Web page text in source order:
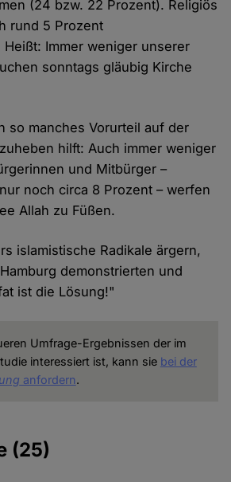
(24 bzw. 22 Prozent). Religiös
rund 5 Prozent
Immer weniger unserer
sonntags gläubig Kirche
so manches Vorurteil auf der
hilft: Auch immer weniger
und Mitbürger –
noch circa 8 Prozent – werfen
Allah zu Füßen.
islamistische Radikale ärgern,
demonstrierten und
ist die Lösung!"
Umfrage-Ergebnissen der im
interessiert ist, kann sie bei der
anfordern.
(25)